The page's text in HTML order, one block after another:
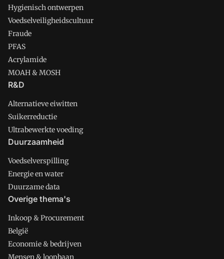
Hygienisch ontwerpen
Voedselveiligheidscultuur
Fraude
PFAS
Acrylamide
MOAH & MOSH
R&D
Alternatieve eiwitten
Suikerreductie
Ultrabewerkte voeding
Duurzaamheid
Voedselverspilling
Energie en water
Duurzame data
Overige thema's
Inkoop & Procurement
België
Economie & bedrijven
Mensen & loopbaan